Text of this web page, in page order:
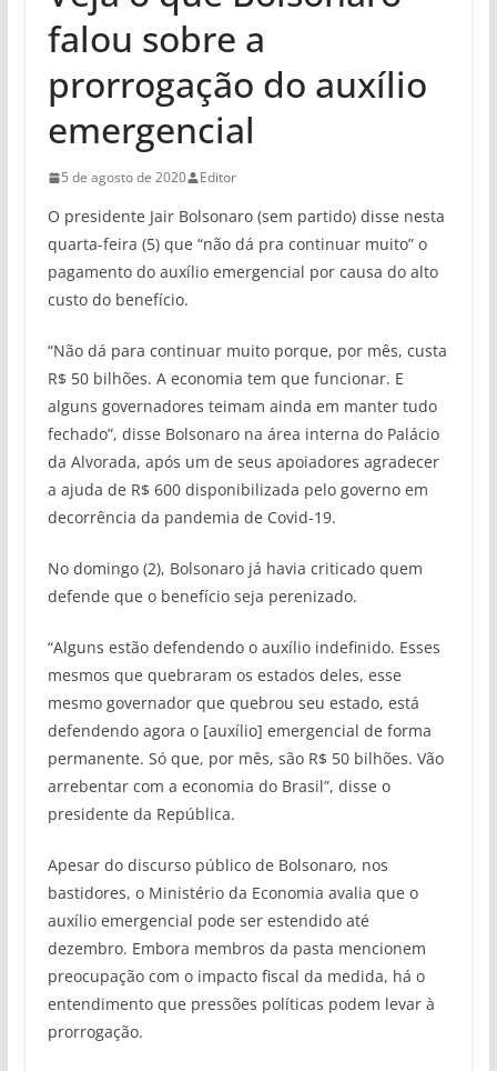
falou sobre a
prorrogação do auxílio
emergencial
5 de agosto de 2020 Editor
O presidente Jair Bolsonaro (sem partido) disse nesta
quarta-feira (5) que “não dá pra continuar muito” o
pagamento do auxílio emergencial por causa do alto
custo do benefício.
“Não dá para continuar muito porque, por mês, custa
R$ 50 bilhões. A economia tem que funcionar. E
alguns governadores teimam ainda em manter tudo
fechado”, disse Bolsonaro na área interna do Palácio
da Alvorada, após um de seus apoiadores agradecer
a ajuda de R$ 600 disponibilizada pelo governo em
decorrência da pandemia de Covid-19.
No domingo (2), Bolsonaro já havia criticado quem
defende que o benefício seja perenizado.
“Alguns estão defendendo o auxílio indefinido. Esses
mesmos que quebraram os estados deles, esse
mesmo governador que quebrou seu estado, está
defendendo agora o [auxílio] emergencial de forma
permanente. Só que, por mês, são R$ 50 bilhões. Vão
arrebentar com a economia do Brasil”, disse o
presidente da República.
Apesar do discurso público de Bolsonaro, nos
bastidores, o Ministério da Economia avalia que o
auxílio emergencial pode ser estendido até
dezembro. Embora membros da pasta mencionem
preocupação com o impacto fiscal da medida, há o
entendimento que pressões políticas podem levar à
prorrogação.